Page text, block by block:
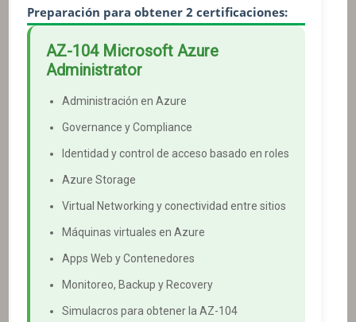
Preparación para obtener 2 certificaciones:
AZ-104 Microsoft Azure
Administrator
Administración en Azure
Governance y Compliance
Identidad y control de acceso basado en roles
Azure Storage
Virtual Networking y conectividad entre sitios
Máquinas virtuales en Azure
Apps Web y Contenedores
Monitoreo, Backup y Recovery
Simulacros para obtener la AZ-104